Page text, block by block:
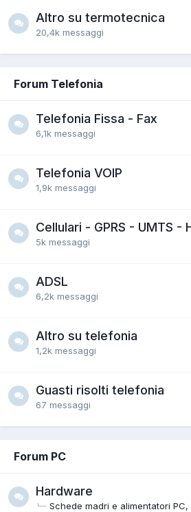
Altro su termotecnica
20,4k messaggi
Forum Telefonia
Telefonia Fissa - Fax
6,1k messaggi
Telefonia VOIP
1,9k messaggi
Cellulari - GPRS - UMTS -
5k messaggi
ADSL
6,2k messaggi
Altro su telefonia
1,2k messaggi
Guasti risolti telefonia
67 messaggi
Forum PC
Hardware
Schede madri e alimentatori PC